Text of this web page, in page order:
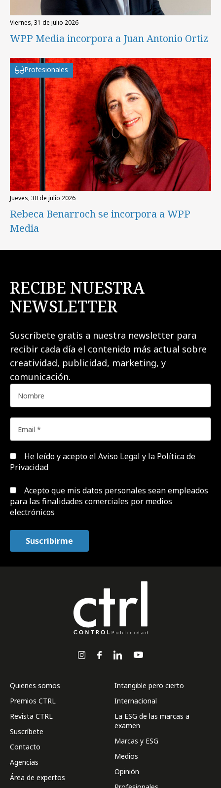
viernes, 31 de julio 2026
WPP Media incorpora a Juan Antonio Ortiz
Profesionales
jueves, 30 de julio 2026
Rebeca Benarroch se incorpora a WPP
Media
RECIBE NUESTRA
NEWSLETTER
Suscríbete gratis a nuestra newsletter para
recibir cada día el contenido más actual sobre
creatividad, publicidad, marketing, y
comunicación.
He leído y acepto el Aviso Legal y la Política de
Privacidad
Acepto que mis datos personales sean empleados
para las finalidades comerciales por medios
electrónicos
Quienes somos
Premios CTRL
Revista CTRL
Suscríbete
Contacto
Agencias
Área de expertos
Intangible pero cierto
Internacional
La ESG de las marcas a
examen
Marcas y ESG
Medios
Opinión